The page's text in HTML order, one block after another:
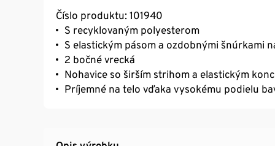
Číslo produktu: 101940
S recyklovaným polyesterom
S elastickým pásom a ozdobnými šnúrkami
2 bočné vrecká
Nohavice so širším strihom a elastickým
Príjemné na telo vďaka vysokému podielu